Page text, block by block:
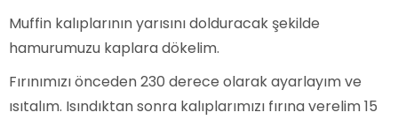
Muffin kalıplarının yarısını dolduracak şekilde
hamurumuzu kaplara dökelim.
Fırınımızı önceden 230 derece olarak ayarlayım ve
ısıtalım. Isındıktan sonra kalıplarımızı fırına verelim 15